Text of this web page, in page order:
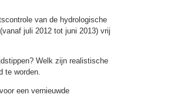
van de hydrologische
juli 2012 tot juni 2013) vrij
Welk zijn realistische
te worden.
een vernieuwde